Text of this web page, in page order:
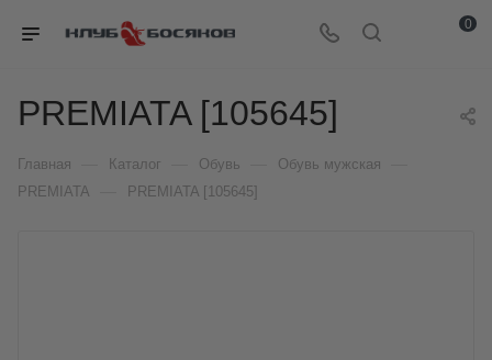
0
PREMIATA [105645]
Главная Каталог Обувь Обувь мужская
PREMIATA PREMIATA [105645]